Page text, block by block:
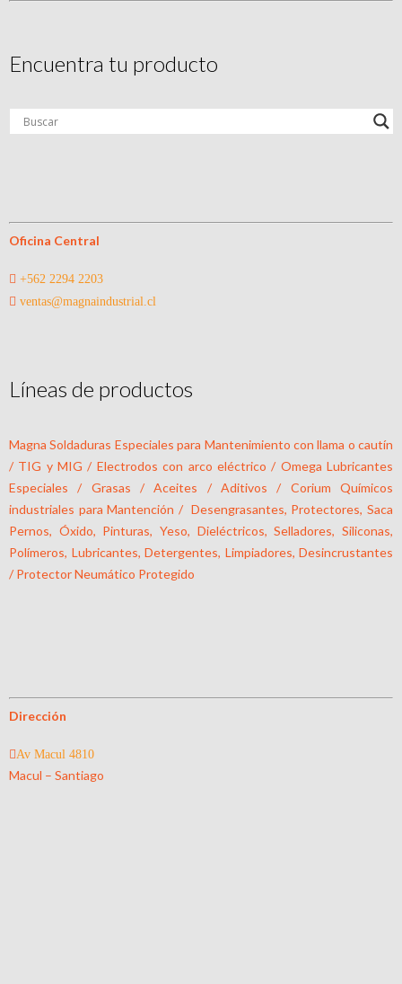
Encuentra tu producto
Oficina Central
+562 2294 2203
ventas@magnaindustrial.cl
Líneas de productos
Magna Soldaduras Especiales para Mantenimiento con llama o cautín
/ TIG y MIG / Electrodos con arco eléctrico / Omega Lubricantes
Especiales / Grasas / Aceites / Aditivos / Corium Químicos
industriales para Mantención / Desengrasantes, Protectores, Saca
Pernos, Óxido, Pinturas, Yeso, Dieléctricos, Selladores, Siliconas,
Polímeros, Lubricantes, Detergentes, Limpiadores, Desincrustantes
/ Protector Neumático Protegido
Dirección
Av Macul 4810
Macul – Santiago